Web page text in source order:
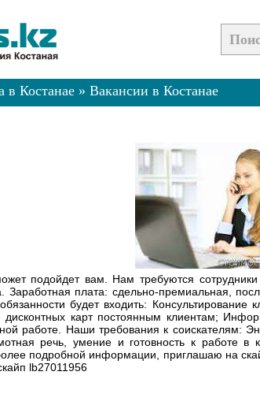
в Костанае» Вакансии в Костанае
подойдет вам. Нам требуются
Заработная плата: сдельно-премиальная,
будет входить:
карт постоянным клиентам;
работе. Наши требования к соискателям:
речь, умение и готовность к работе в
подробной информации, приглашаю на
lb27011956